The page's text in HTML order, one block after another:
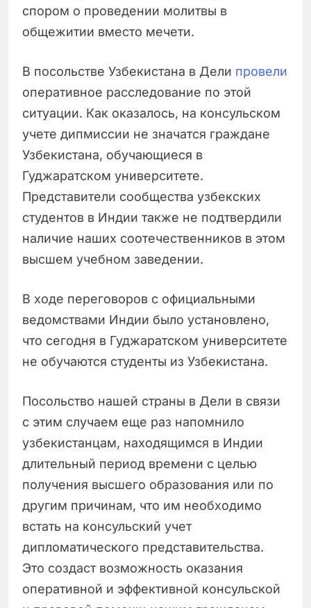
спором о проведении молитвы в
общежитии вместо мечети.
В посольстве Узбекистана в Дели провели
оперативное расследование по этой
ситуации. Как оказалось, на консульском
учете дипмиссии не значатся граждане
Узбекистана, обучающиеся в
Гуджаратском университете.
Представители сообщества узбекских
студентов в Индии также не подтвердили
наличие наших соотечественников в этом
высшем учебном заведении.
В ходе переговоров с официальными
ведомствами Индии было установлено,
что сегодня в Гуджаратском университете
не обучаются студенты из Узбекистана.
Посольство нашей страны в Дели в связи
с этим случаем еще раз напомнило
узбекистанцам, находящимся в Индии
длительный период времени с целью
получения высшего образования или по
другим причинам, что им необходимо
встать на консульский учет
дипломатического представительства.
Это создаст возможность оказания
оперативной и эффективной консульской